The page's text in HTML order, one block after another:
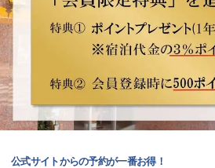
公式サイトからの予約が一番お得！